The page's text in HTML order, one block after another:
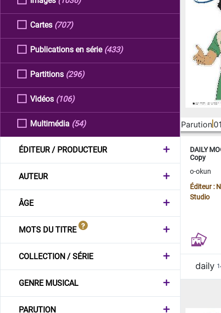
Cartes (707)
Publications en série (433)
Partitions (296)
Vidéos (106)
Multimédia (54)
ÉDITEUR / PRODUCTEUR
AUTEUR
ÂGE
MOTS DU TITRE
COLLECTION / SÉRIE
GENRE MUSICAL
PARUTION
Parution
DAILY
Copy
o-okun
Éditeur :
Studio
daily